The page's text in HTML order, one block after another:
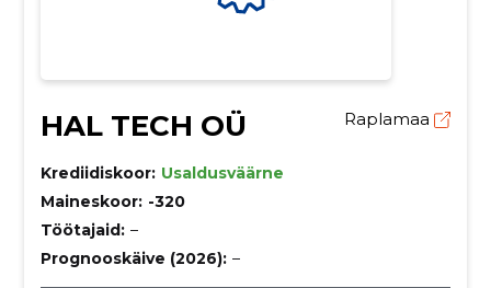
HAL TECH OÜ Raplamaa
Krediidiskoor: Usaldusväärne
Maineskoor: -320
Töötajaid: –
Prognooskäive (2026): –